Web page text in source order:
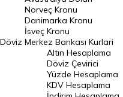
Danimarka Kronu Kuru
Kanada Doları Kuru
Norveç Kronu Kuru
İsveç Kronu Kuru
Japon Yeni Kuru
Döviz
Norveç Kronu
Danimarka Kronu
İsveç Kronu
Merkez Bankası Kurlari
Altın Hesaplama
Döviz Çevirici
Yüzde Hesaplama
KDV Hesaplama